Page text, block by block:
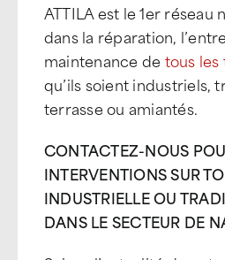
ATTILA est le 1er réseau
dans la réparation,
maintenance de tous
qu’ils soient industriels,
terrasse ou amiantés.
CONTACTEZ-NOUS
INTERVENTIONS SUR
INDUSTRIELLE OU
DANS LE SECTEUR DE